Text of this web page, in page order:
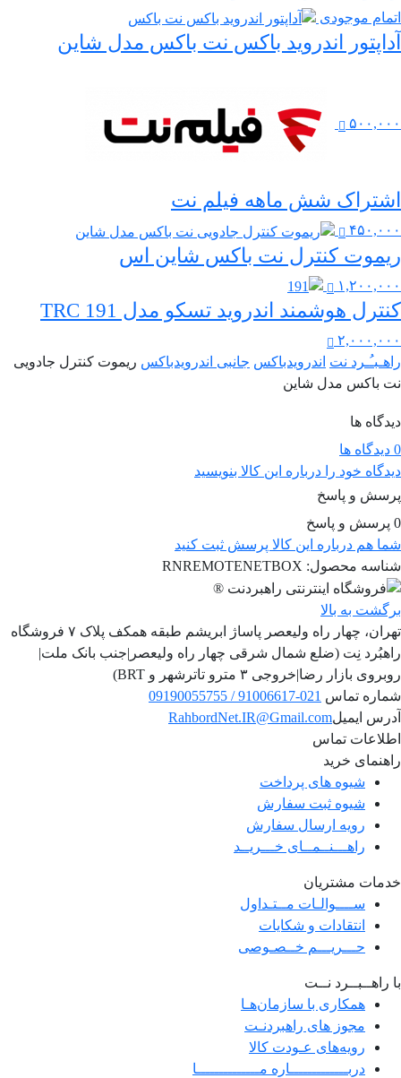
اتمام موجودی
آداپتور اندروید باکس نت باکس مدل شاین
۵۰۰,۰۰۰
اشتراک شش ماهه فیلم نت
۴۵۰,۰۰۰
ریموت کنترل نت باکس شاین اس
۱,۲۰۰,۰۰۰
کنترل هوشمند اندروید تسکو مدل TRC 191
۲,۰۰۰,۰۰۰
راهـبـُـرد نت اندرویدباکس جانبی اندرویدباکس ریموت کنترل جادویی
نت باکس مدل شاین
دیدگاه ها
0 دیدگاه ها
دیدگاه خود را درباره این کالا بنویسید
پرسش و پاسخ
0 پرسش و پاسخ
شما هم درباره این کالا پرسش ثبت کنید
شناسه محصول: RNREMOTENETBOX
برگشت به بالا
تهران، چهار راه ولیعصر پاساژ ابریشم طبقه همکف پلاک ۷ فروشگاه
راهبُرد نِت (ضلع شمال شرقی چهار راه ولیعصر|جنب بانک ملت|
روبروی بازار رضا|خروجی ۳ مترو تاترشهر و BRT)‎‎
شماره تماس 021-91006617 / 09190055755
آدرس ایمیلRahbordNet.IR@Gmail.com
اطلاعات تماس
راهنمای خرید
شیوه های پرداخت
شیوه ثبت سفارش
رویه ارسال سفارش
راهـــنــمــای خـــریــد
خدمات مشتریان
ســــوالـات مــتـداول
انتقادات و شکایات
حـــریـــم خــصـوصی
با راهــبــرد نــت
همکاری با سازمان‌هـا
مجوز های راهبردنـت
رویه‌های عـودت کالا
دربـــــــــــــاره مــــــــــــــا